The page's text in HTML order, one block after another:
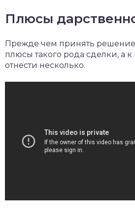
Плюсы
Прежде чем принять решение,
плюсы такого рода сделки, а
отнести несколько.